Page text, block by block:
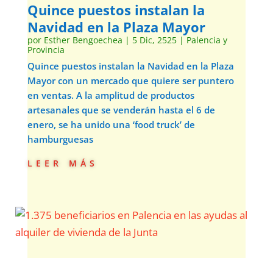
Quince puestos instalan la
Navidad en la Plaza Mayor
por Esther Bengoechea | 5 Dic, 2525| Palencia y
Provincia
Quince puestos instalan la Navidad en la Plaza
Mayor con un mercado que quiere ser puntero
en ventas. A la amplitud de productos
artesanales que se venderán hasta el 6 de
enero, se ha unido una ‘food truck’ de
hamburguesas
leer más